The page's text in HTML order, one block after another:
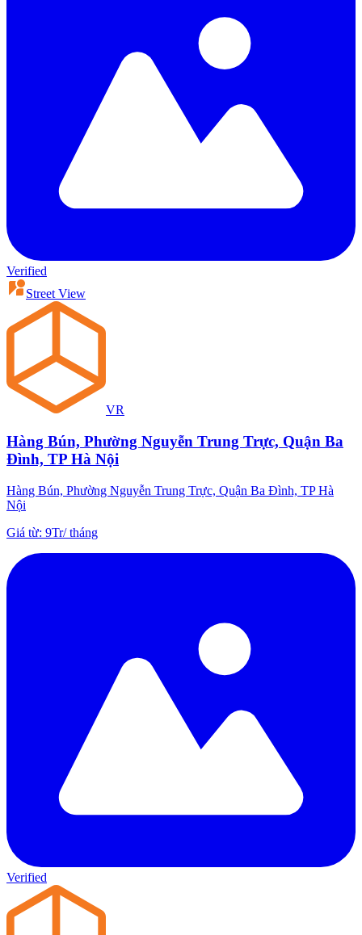
Verified
Street View
VR
Hàng Bún, Phường Nguyễn Trung Trực, Quận Ba
Đình, TP Hà Nội
Hàng Bún, Phường Nguyễn Trung Trực, Quận Ba Đình, TP Hà
Nội
Giá từ: 9Tr/tháng
Verified